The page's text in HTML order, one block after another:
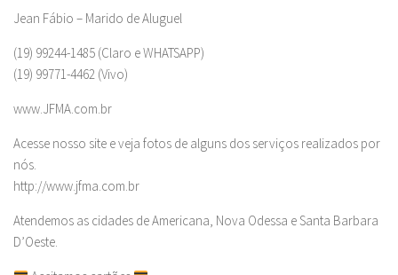
Jean Fábio – Marido de Aluguel
(19) 99244-1485 (Claro e WHATSAPP)
(19) 99771-4462 (Vivo)
www.JFMA.com.br
Acesse nosso site e veja fotos de alguns dos serviços realizados por
nós.
http://www.jfma.com.br
Atendemos as cidades de Americana, Nova Odessa e Santa Barbara
D’Oeste.